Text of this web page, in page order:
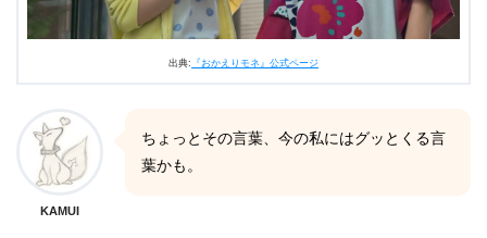
出典: 『おかえりモネ』公式ページ
KAMUI
ちょっとその言葉、今の私にはグッとくる言
葉かも。